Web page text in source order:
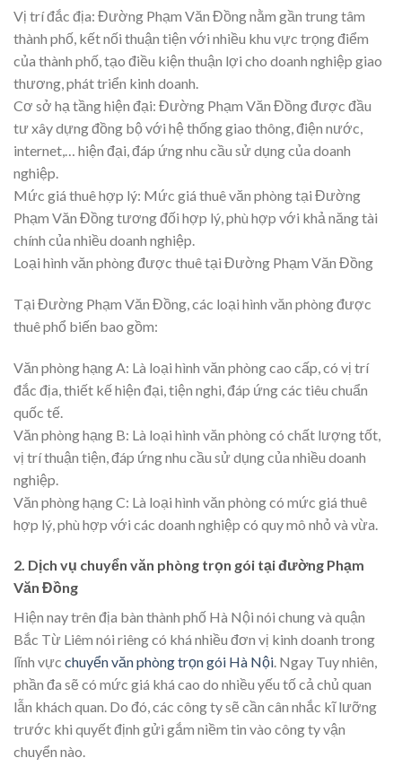
Vị trí đắc địa: Đường Phạm Văn Đồng nằm gần trung tâm
thành phố, kết nối thuận tiện với nhiều khu vực trọng điểm
của thành phố, tạo điều kiện thuận lợi cho doanh nghiệp giao
thương, phát triển kinh doanh.
Cơ sở hạ tầng hiện đại: Đường Phạm Văn Đồng được đầu
tư xây dựng đồng bộ với hệ thống giao thông, điện nước,
internet,… hiện đại, đáp ứng nhu cầu sử dụng của doanh
nghiệp.
Mức giá thuê hợp lý: Mức giá thuê văn phòng tại Đường
Phạm Văn Đồng tương đối hợp lý, phù hợp với khả năng tài
chính của nhiều doanh nghiệp.
Loại hình văn phòng được thuê tại Đường Phạm Văn Đồng
Tại Đường Phạm Văn Đồng, các loại hình văn phòng được
thuê phổ biến bao gồm:
Văn phòng hạng A: Là loại hình văn phòng cao cấp, có vị trí
đắc địa, thiết kế hiện đại, tiện nghi, đáp ứng các tiêu chuẩn
quốc tế.
Văn phòng hạng B: Là loại hình văn phòng có chất lượng tốt,
vị trí thuận tiện, đáp ứng nhu cầu sử dụng của nhiều doanh
nghiệp.
Văn phòng hạng C: Là loại hình văn phòng có mức giá thuê
hợp lý, phù hợp với các doanh nghiệp có quy mô nhỏ và vừa.
2. Dịch vụ chuyển văn phòng trọn gói tại đường Phạm
Văn Đồng
Hiện nay trên địa bàn thành phố Hà Nội nói chung và quận
Bắc Từ Liêm nói riêng có khá nhiều đơn vị kinh doanh trong
lĩnh vực chuyển văn phòng trọn gói Hà Nội. Ngay Tuy nhiên,
phần đa sẽ có mức giá khá cao do nhiều yếu tố cả chủ quan
lẫn khách quan. Do đó, các công ty sẽ cần cân nhắc kĩ lưỡng
trước khi quyết định gửi gắm niềm tin vào công ty vận
chuyển nào.